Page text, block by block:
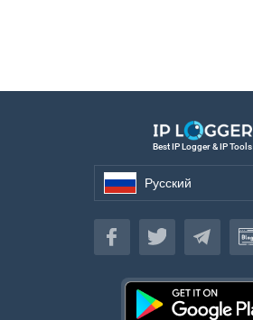
Best IP Logger & IP Tools
Русский
Русский